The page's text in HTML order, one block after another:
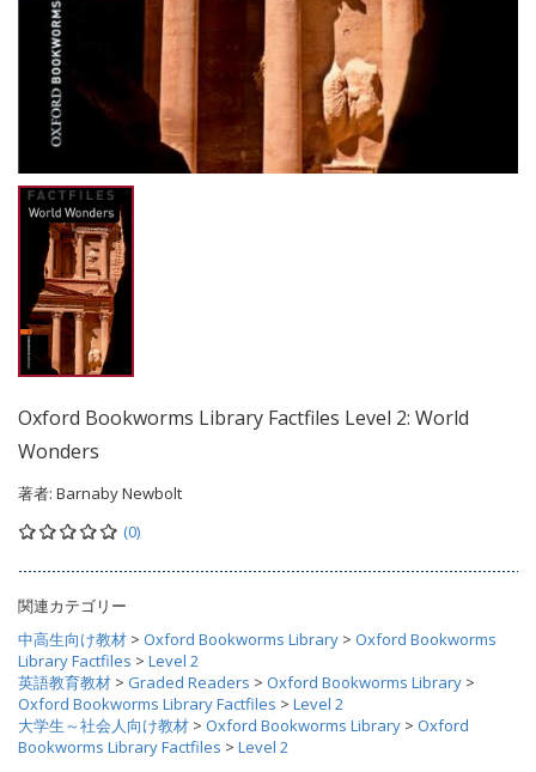
Oxford Bookworms Library Factfiles Level 2: World
Wonders
著者: Barnaby Newbolt
(0)
関連カテゴリー
中高生向け教材 > Oxford Bookworms Library > Oxford Bookworms
Library Factfiles > Level 2
英語教育教材 > Graded Readers > Oxford Bookworms Library >
Oxford Bookworms Library Factfiles > Level 2
大学生～社会人向け教材 > Oxford Bookworms Library > Oxford
Bookworms Library Factfiles > Level 2